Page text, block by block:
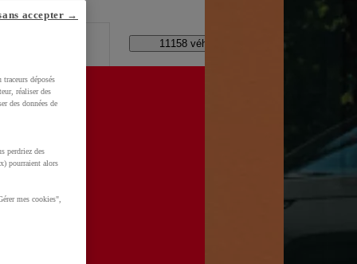
?
11158 véhicules disponibles
déposés
réaliser des
des données de
perdriez des
pourraient alors
mes cookies",
accepter →